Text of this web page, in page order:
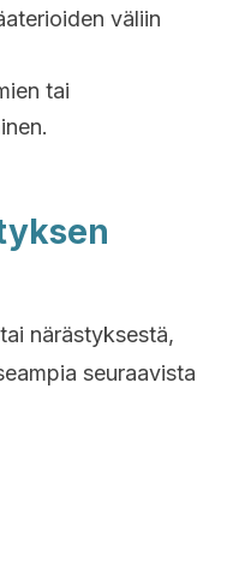
väliin
tai
närästyksestä,
seuraavista